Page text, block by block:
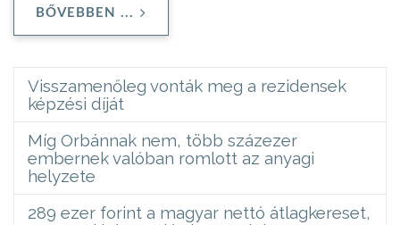
BŐVEBBEN ...
Visszamenőleg vonták meg a rezidensek
képzési díját
Míg Orbánnak nem, több százezer
embernek valóban romlott az anyagi
helyzete
289 ezer forint a magyar nettó átlagkereset,